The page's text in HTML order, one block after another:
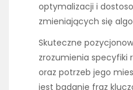
optymalizacji i
zmieniających się
Skuteczne
zrozumienia specyfiki
oraz potrzeb jego
jest badanie fraz